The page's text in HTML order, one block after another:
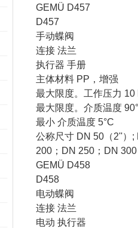
GEMÜ D457
D457
手动蝶阀
连接 法兰
执行器 手册
主体材料 PP ，增强
最大限度。工作压力 10
最大限度。介质温度
最小 介质温度 5°C
公称尺寸 DN 50 （2''） ;
200 ； DN 250 ； DN 300
GEMÜ D458
D458
电动蝶阀
连接 法兰
电动 执行器